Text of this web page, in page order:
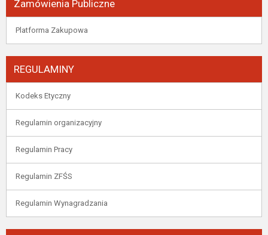
Zamówienia Publiczne
Platforma Zakupowa
REGULAMINY
Kodeks Etyczny
Regulamin organizacyjny
Regulamin Pracy
Regulamin ZFŚS
Regulamin Wynagradzania